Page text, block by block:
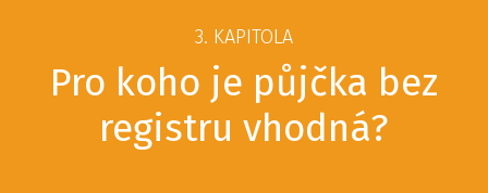
3. KAPITOLA
Pro koho je půjčka bez
registru vhodná?